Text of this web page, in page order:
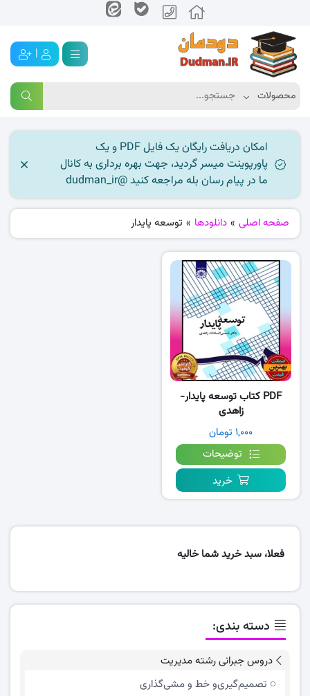
|
امکان دریافت رایگان یک فایل PDF و یک
پاورپوینت میسر گردید، جهت بهره برداری به کانال
ما در پیام رسان بله مراجعه کنید @dudman_ir
صفحه اصلی » دانلودها » توسعه پایدار
PDF کتاب توسعه پایدار-
زاهدی
۱,۰۰۰ تومان
توضیحات
خرید
فعلا، سبد خرید شما خالیه
دسته بندی:
دروس جبرانی رشته مدیریت
تصمیم‌گیری‌و خط و مشی‌گذاری